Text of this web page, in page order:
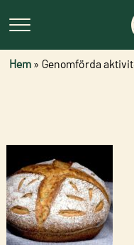
Hem »Genomförda